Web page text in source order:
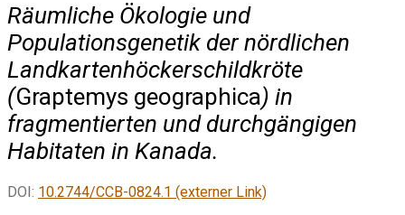
Räumliche Ökologie und
Populationsgenetik der nördlichen
Landkartenhöckerschildkröte
(Graptemys geographica) in
fragmentierten und durchgängigen
Habitaten in Kanada.
DOI: 10.2744/CCB-0824.1 (externer Link)